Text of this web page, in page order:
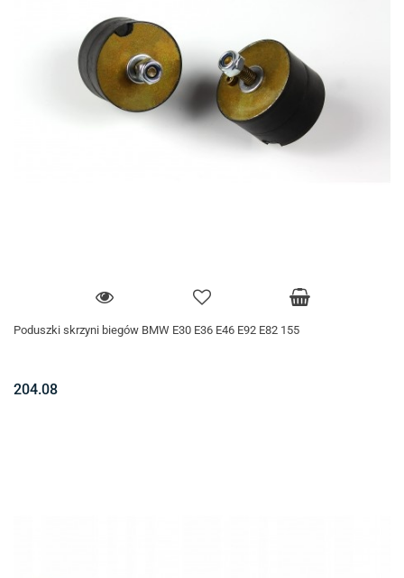
Poduszki skrzyni biegów BMW E30 E36 E46 E92 E82 155
204.08